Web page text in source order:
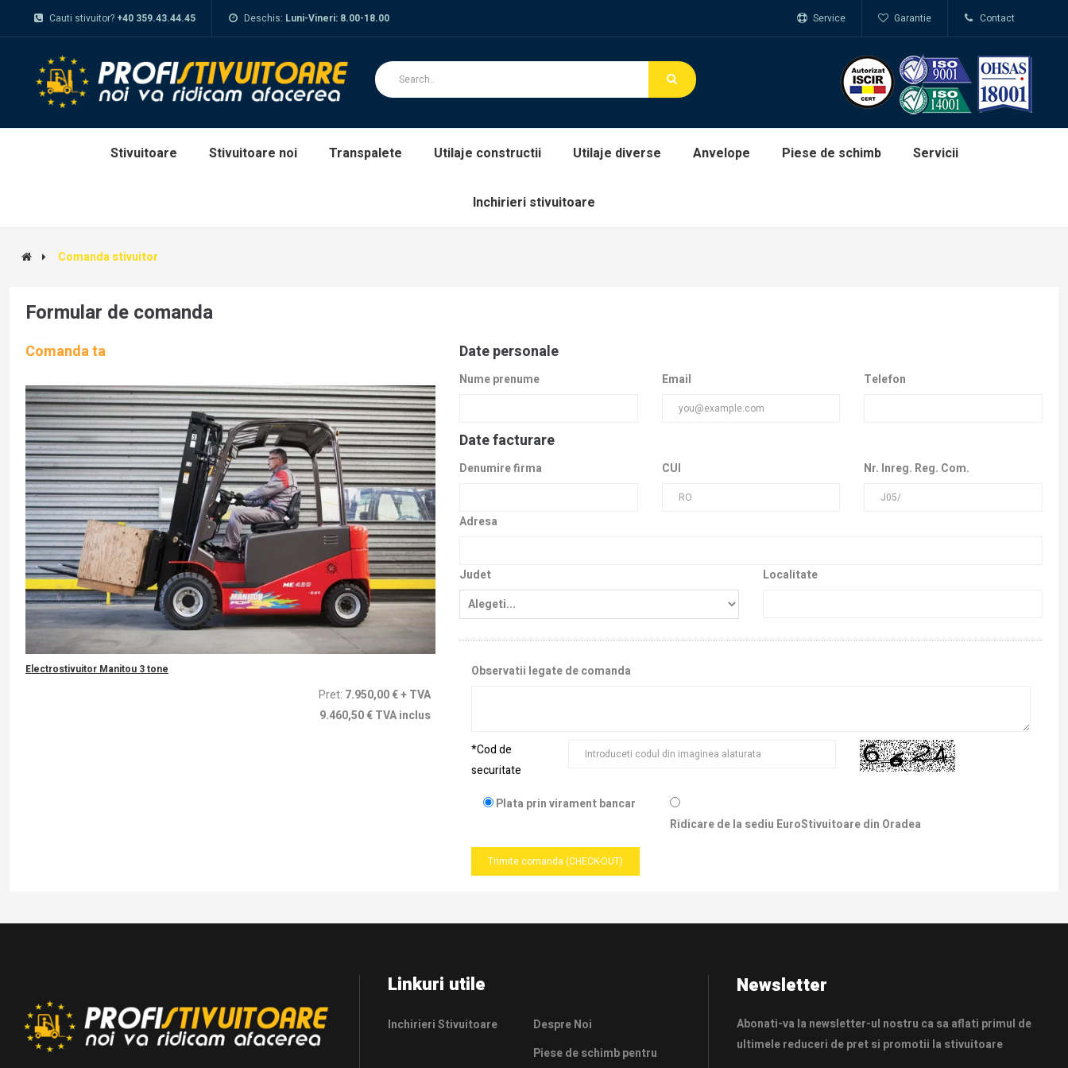
Cauti stivuitor? +40 359.43.44.45 Deschis: Luni-Vineri: 8.00-18.00 Contact
Garantie
Service
Stivuitoare Stivuitoare noi Transpalete Utilaje constructii Utilaje diverse Anvelope Piese de schimb Servicii
Inchirieri stivuitoare
Comanda stivuitor
Formular de comanda
Comanda ta
Electrostivuitor Manitou 3 tone
Pret: 7.950,00 €+ TVA
9.460,50 € TVA inclus
Date personale
Nume prenume Email Telefon
Date facturare
Denumire firma CUI Nr. Inreg. Reg. Com.
Adresa
Judet Localitate
Observatii legate de comanda
*Cod de
securitate
Plata prin virament bancar
Ridicare de la sediu EuroStivuitoare din Oradea
Trimite comanda (CHECK-OUT)
Linkuri utile
Inchirieri Stivuitoare Despre Noi
Piese de schimb pentru
Newsletter
Abonati-va la newsletter-ul nostru ca sa aflati primul de
ultimele reduceri de pret si promotii la stivuitoare